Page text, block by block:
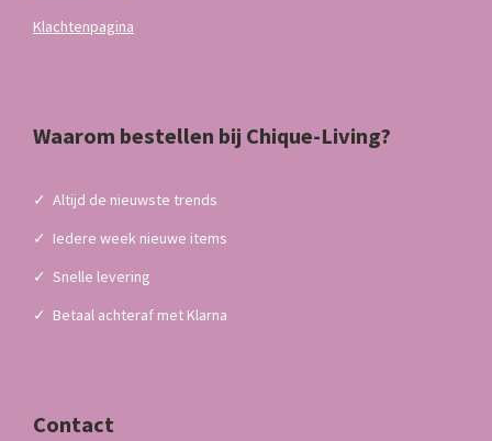
Klachtenpagina
Waarom bestellen bij Chique-Living?
✓ Altijd de nieuwste trends
✓ Iedere week nieuwe items
✓ Snelle levering
✓ Betaal achteraf met Klarna
Contact